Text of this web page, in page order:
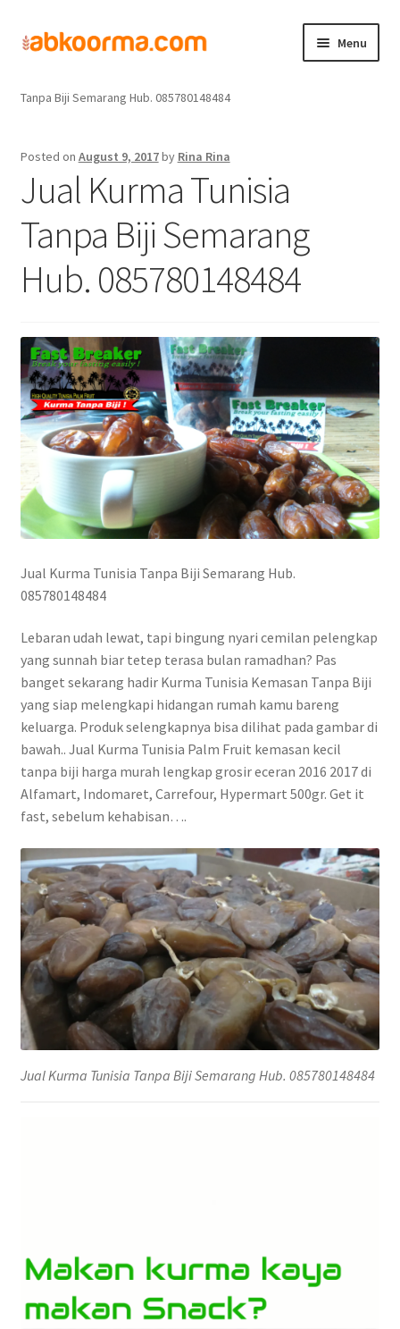
Menu
Home
Cara Order
Hubungi Kami
Tanpa Biji Semarang Hub. 085780148484
Posted on August 9, 2017by Rina Rina
Jual Kurma Tunisia
Tanpa Biji Semarang
Hub. 085780148484
Jual Kurma Tunisia Tanpa Biji Semarang Hub.
085780148484
Lebaran udah lewat, tapi bingung nyari cemilan pelengkap
yang sunnah biar tetep terasa bulan ramadhan? Pas
banget sekarang hadir Kurma Tunisia Kemasan Tanpa Biji
yang siap melengkapi hidangan rumah kamu bareng
keluarga. Produk selengkapnya bisa dilihat pada gambar di
bawah.. Jual Kurma Tunisia Palm Fruit kemasan kecil
tanpa biji harga murah lengkap grosir eceran 2016 2017 di
Alfamart, Indomaret, Carrefour, Hypermart 500gr. Get it
fast, sebelum kehabisan….
Jual Kurma Tunisia Tanpa Biji Semarang Hub. 085780148484